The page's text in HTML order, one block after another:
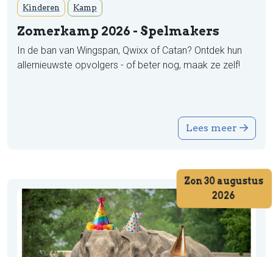
Kinderen Kamp
Zomerkamp 2026 - Spelmakers
In de ban van Wingspan, Qwixx of Catan? Ontdek hun
allernieuwste opvolgers - of beter nog, maak ze zelf!
Lees meer
Zon 30 augustus
2026